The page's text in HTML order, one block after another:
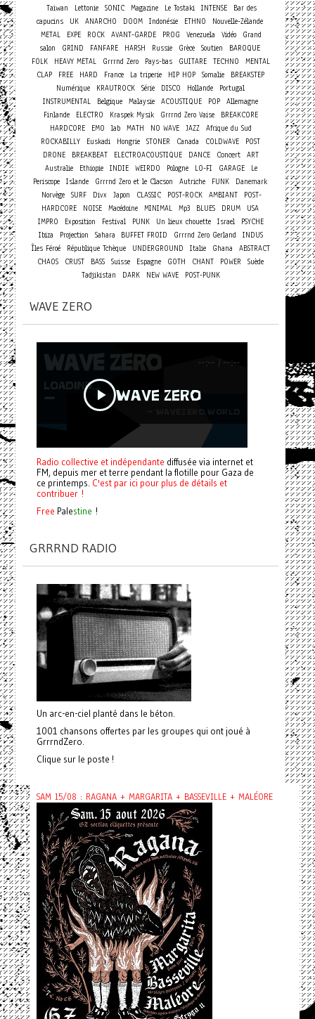
Taiwan Lettonie SONIC Magazine Le Tostaki INTENSE
Bar des
capucins
UK ANARCHO DOOM Indonésie ETHNO
Nouvelle-Zélande
METAL
EXPE ROCK AVANT-GARDE PROG Venezuela Vidéo
Grand
salon
GRIND FANFARE HARSH Russie Grèce Soutien
BAROQUE
FOLK
HEAVY METAL Grrrnd Zero Pays-bas GUITARE TECHNO
MENTAL
CLAP
FREE HARD France La triperie HIP HOP Somalie
BREAKSTEP
Numérique
KRAUTROCK Série DISCO Hollande
Portugal
INSTRUMENTAL
Belgique Malaysie ACOUSTIQUE POP Allemagne
Finlande
ELECTRO Kraspek Mysik Grrrnd Zero Vaise
BREAKCORE
HARDCORE
EMO lab MATH NO WAVE JAZZ
Afrique du Sud
ROCKABILLY
Euskadi Hongrie STONER Canada COLDWAVE
POST
DRONE
BREAKBEAT ELECTROACOUSTIQUE DANCE Concert
ART
Australie
Ethiopie INDIE WEIRDO Pologne LO-FI GARAGE
Le
Periscope
Islande Grrrnd Zero et le Clacson Autriche FUNK
Danemark
Norvège
SURF Divx Japon CLASSIC POST-ROCK AMBIANT
POST-
HARDCORE
NOISE Macédoine MINIMAL Mp3 BLUES DRUM
USA
IMPRO
Exposition Festival PUNK Un lieux chouette Israel
PSYCHE
Ibiza
Projection Sahara BUFFET FROID Grrrnd Zero Gerland
INDUS
Îles Féroé
République Tchèque UNDERGROUND Italie Ghana
ABSTRACT
CHAOS
CRUST BASS Suisse Espagne GOTH CHANT POWER
Suède
Tadjikistan
DARK NEW WAVE POST-PUNK
WAVE ZERO
Radio collective et indépendante diffusée via internet et
FM, depuis mer et terre pendant la flotille pour Gaza de
ce printemps. C'est par ici pour plus de détails et
contribuer !
Free Palestine !
GRRRND RADIO
Un arc-en-ciel planté dans le béton.
1001 chansons offertes par les groupes qui ont joué à
GrrrndZero.
Clique sur le poste !
SAM 15/08 : RAGANA + MARGARITA + BASSEVILLE + MALÉORE